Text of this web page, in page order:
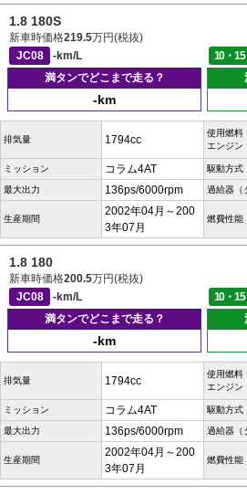
1.8 180S
新車時価格219.5万円(税抜)
JC08
-km/L 10・15
満タンでどこまで走る？
-km
排気量 1794cc
使用燃料
エンジン
ミッション コラム4AT 駆動方式
最大出力 136ps/6000rpm 過給器（
生産期間
2002年04月～200
3年07月
燃費性能
1.8 180
新車時価格200.5万円(税抜)
JC08
-km/L 10・15
満タンでどこまで走る？
-km
排気量 1794cc
使用燃料
エンジン
ミッション コラム4AT 駆動方式
最大出力 136ps/6000rpm 過給器（
生産期間
2002年04月～200
3年07月
燃費性能